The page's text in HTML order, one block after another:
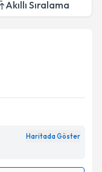
Akıllı Sıralama
Haritada Göster